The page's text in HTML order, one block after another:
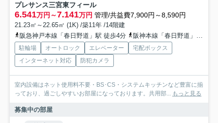
プレサンス三宮東フィール
6.541万円～7.141万円 管理/共益費7,900円～8,590円
21.23㎡～22.65㎡ (1K) /築11年 /14階建
阪急神戸本線「春日野道」駅 徒歩4分
阪神本線「春日野道」駅 徒歩5分
駐輪場 オートロック エレベーター
宅配ボックス
インターネット対応
防犯カメラ
室内設備はネット使用料不要・BS･CS・システムキッチンなど豊富に揃
っており、過ごしやすいお部屋になっております。共用部...
もっと見る
募集中の部屋